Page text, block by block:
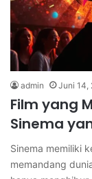
admin Juni 14,
Film yang
Sinema
Sinema memiliki
memandang